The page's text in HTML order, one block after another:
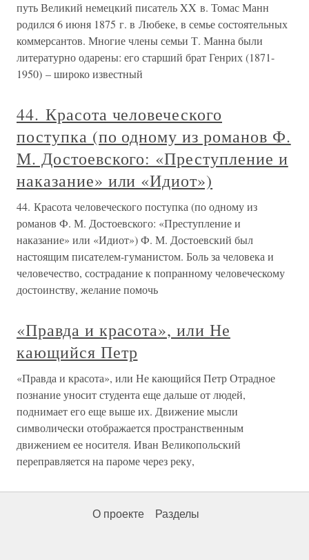
путь Великий немецкий писатель XX в. Томас Манн
родился 6 июня 1875 г. в Любеке, в семье состоятельных
коммерсантов. Многие члены семьи Т. Манна были
литературно одарены: его старший брат Генрих (1871-
1950) – широко известный
44. Красота человеческого
поступка (по одному из романов Ф.
М. Достоевского: «Преступление и
наказание» или «Идиот»)
44. Красота человеческого поступка (по одному из
романов Ф. М. Достоевского: «Преступление и
наказание» или «Идиот») Ф. М. Достоевский был
настоящим писателем-гуманистом. Боль за человека и
человечество, сострадание к попранному человеческому
достоинству, желание помочь
«Правда и красота», или Не
кающийся Петр
«Правда и красота», или Не кающийся Петр Отрадное
познание уносит студента еще дальше от людей,
поднимает его еще выше их. Движение мысли
символически отображается пространственным
движением ее носителя. Иван Великопольский
переправляется на пароме через реку,
О проекте Разделы